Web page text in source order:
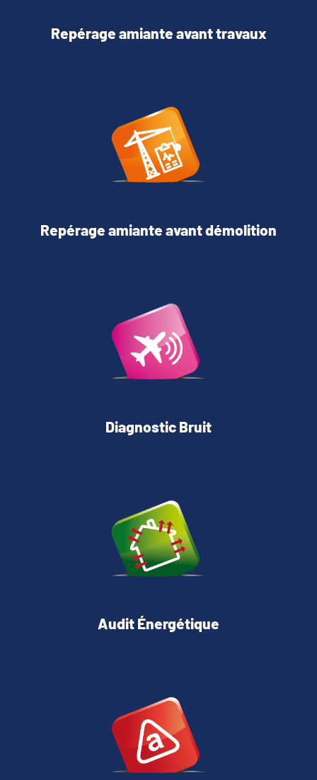
Repérage amiante avant travaux
Repérage amiante avant démolition
Diagnostic Bruit
Audit Énergétique